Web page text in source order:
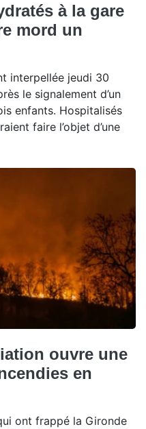
à la gare
mord un
interpellée jeudi 30
le signalement d’un
enfants. Hospitalisés
faire l’objet d’une
ouvre une
en
ont frappé la Gironde